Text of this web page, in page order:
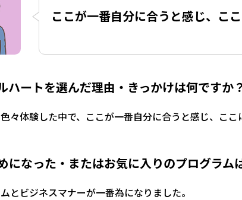
ここが一番自分に合うと感じ、ここ
ハートを選んだ理由・きっかけは何ですか？
々体験した中で、ここが一番自分に合うと感じ、ここ
になった・またはお気に入りのプログラム
とビジネスマナーが一番為になりました。